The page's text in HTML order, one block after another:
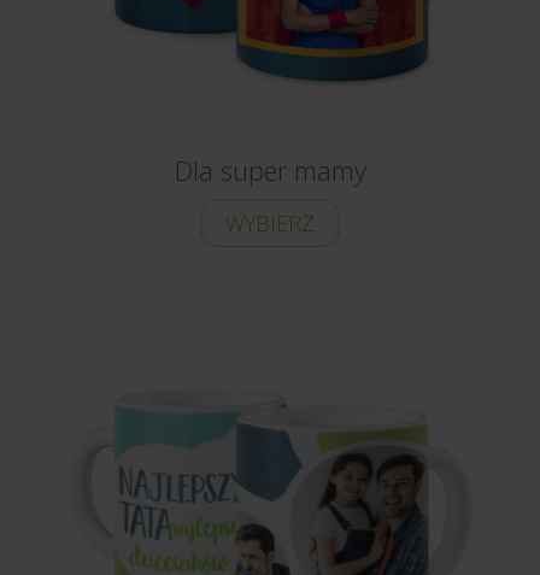
Dla super mamy
WYBIERZ